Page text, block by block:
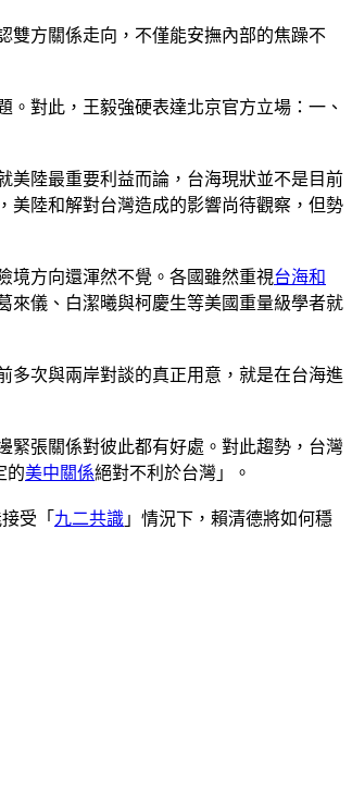
雙方關係走向，不僅能安撫內部的焦躁不
對此，王毅強硬表達北京官方立場：一、
美陸最重要利益而論，台海現狀並不是目前
美陸和解對台灣造成的影響尚待觀察，但勢
境方向還渾然不覺。各國雖然重視台海和
來儀、白潔曦與柯慶生等美國重量級學者就
多次與兩岸對談的真正用意，就是在台海進
緊張關係對彼此都有好處。對此趨勢，台灣
的美中關係絕對不利於台灣」。
受「 九二共識 」情況下，賴清德將如何穩